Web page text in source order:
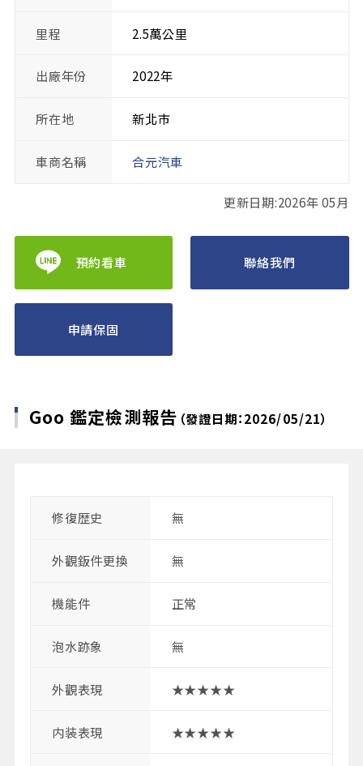
里程 2.5萬公里
出廠年份 2022年
所在地 新北市
車商名稱 合元汽車
更新日期:2026年 05月
預約看車 聯絡我們
申請保固
Goo 鑑定檢測報告 （發證日期：2026/05/21）
修復歴史 無
外觀鈑件更換 無
機能件 正常
泡水跡象 無
外觀表現 ★★★★★
内装表現 ★★★★★